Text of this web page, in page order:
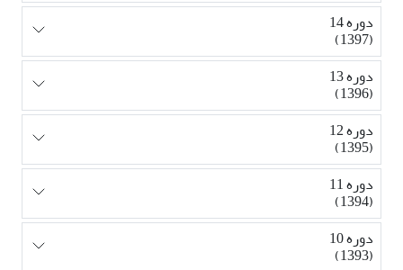
دوره 14
(1397)
دوره 13
(1396)
دوره 12
(1395)
دوره 11
(1394)
دوره 10
(1393)